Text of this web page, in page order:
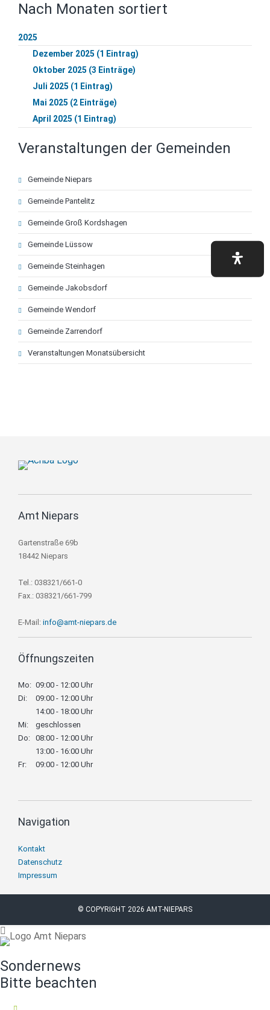
Nach Monaten sortiert
2025
Dezember 2025 (1 Eintrag)
Oktober 2025 (3 Einträge)
Juli 2025 (1 Eintrag)
Mai 2025 (2 Einträge)
April 2025 (1 Eintrag)
Veranstaltungen der Gemeinden
Navigation
überspringen
Gemeinde Niepars
Gemeinde Pantelitz
Gemeinde Groß Kordshagen
Gemeinde Lüssow
Gemeinde Steinhagen
Gemeinde Jakobsdorf
Gemeinde Wendorf
Gemeinde Zarrendorf
Veranstaltungen Monatsübersicht
Amt Niepars
Gartenstraße 69b
18442 Niepars
Tel.: 038321/661-0
Fax.: 038321/661-799
E-Mail: info@amt-niepars.de
Öffnungszeiten
Mo: 09:00 - 12:00 Uhr
Di:
09:00 - 12:00 Uhr
14:00 - 18:00 Uhr
Mi:
geschlossen
Do: 08:00 - 12:00 Uhr
13:00 - 16:00 Uhr
Fr:
09:00 - 12:00 Uhr
Navigation
Navigation
überspringen
Kontakt
Datenschutz
Impressum
© COPYRIGHT 2026 AMT-NIEPARS
Sondernews
Bitte beachten